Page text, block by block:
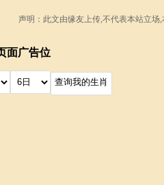
声明：此文由缘友上传,不代表本站立场
面广告位